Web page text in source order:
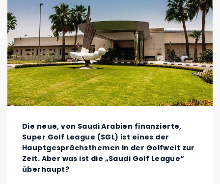
Die neue, von Saudi Arabien finanzierte,
Super Golf League (SGL) ist eines der
Hauptgesprächsthemen in der Golfwelt zur
Zeit. Aber was ist die „Saudi Golf League“
überhaupt?